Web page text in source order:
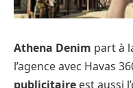
Athena Denim part à
l’agence avec Havas
publicitaire est aussi